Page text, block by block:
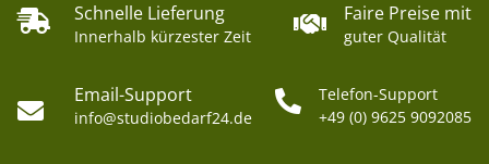
Schnelle Lieferung
Innerhalb kürzester Zeit
Faire Preise mit
guter Qualität
Email-Support
info@studiobedarf24.de
Telefon-Support
+49 (0) 9625 9092085